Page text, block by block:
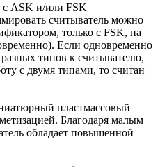
с ASK и/или FSK
считыватель можно
только с FSK, на
Если одновременно
типов к считывателю,
с двумя типами, то считан
пластмассовый
Благодаря малым
обладает повышенной